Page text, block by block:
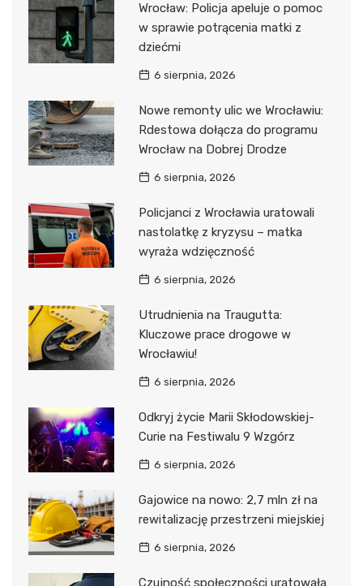
Wrocław: Policja apeluje o pomoc
w sprawie potrącenia matki z
dziećmi
6 sierpnia, 2026
Nowe remonty ulic we Wrocławiu:
Rdestowa dołącza do programu
Wrocław na Dobrej Drodze
6 sierpnia, 2026
Policjanci z Wrocławia uratowali
nastolatkę z kryzysu – matka
wyraża wdzięczność
6 sierpnia, 2026
Utrudnienia na Traugutta:
Kluczowe prace drogowe w
Wrocławiu!
6 sierpnia, 2026
Odkryj życie Marii Skłodowskiej-
Curie na Festiwalu 9 Wzgórz
6 sierpnia, 2026
Gajowice na nowo: 2,7 mln zł na
rewitalizację przestrzeni miejskiej
6 sierpnia, 2026
Czujność społeczności uratowała